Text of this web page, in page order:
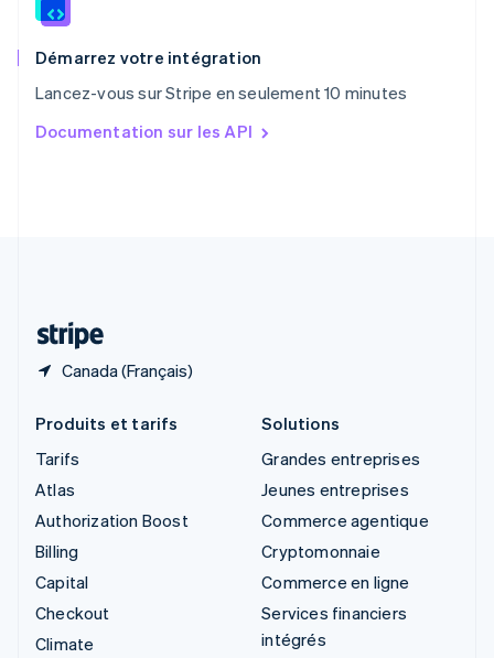
Démarrez votre intégration
Lancez-vous sur Stripe en seulement 10 minutes
Documentation sur les API
Canada (Français)
Royaume-Uni
English
English简体中文
English
Produits et tarifs
Tarifs
Atlas
Authorization Boost
Billing
Capital
Checkout
Climate
Solutions
Grandes entreprises
Jeunes entreprises
Commerce agentique
Cryptomonnaie
Commerce en ligne
Services financiers
intégrés